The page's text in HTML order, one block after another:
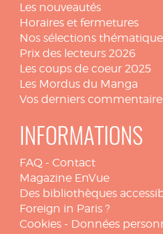
Les nouveautés
Horaires et fermetures
Nos sélections
Prix des lecteurs 2026
Les coups de coeur 2025
Les Mordus du Manga
Vos derniers
INFORMATIONS
FAQ - Contact
Magazine EnVue
Des bibliothèques
Foreign in Paris ?
Cookies - Données